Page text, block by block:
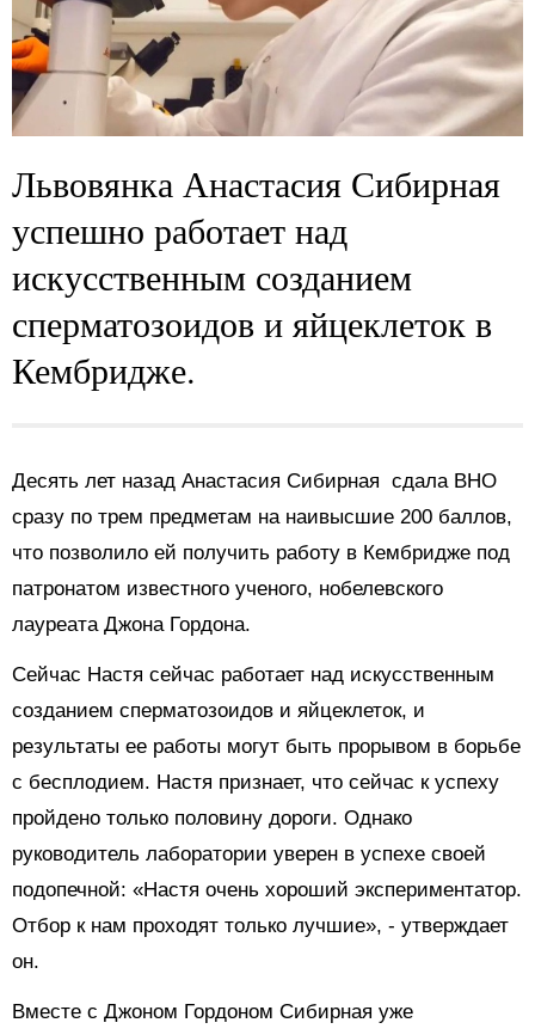
Львовянка Анастасия Сибирная
успешно работает над
искусственным созданием
сперматозоидов и яйцеклеток в
Кембридже.
Десять лет назад Анастасия Сибирная сдала ВНО
сразу по трем предметам на наивысшие 200 баллов,
что позволило ей получить работу в Кембридже под
патронатом известного ученого, нобелевского
лауреата Джона Гордона.
Сейчас Настя сейчас работает над искусственным
созданием сперматозоидов и яйцеклеток, и
результаты ее работы могут быть прорывом в борьбе
с бесплодием. Настя признает, что сейчас к успеху
пройдено только половину дороги. Однако
руководитель лаборатории уверен в успехе своей
подопечной: «Настя очень хороший экспериментатор.
Отбор к нам проходят только лучшие», - утверждает
он.
Вместе с Джоном Гордоном Сибирная уже